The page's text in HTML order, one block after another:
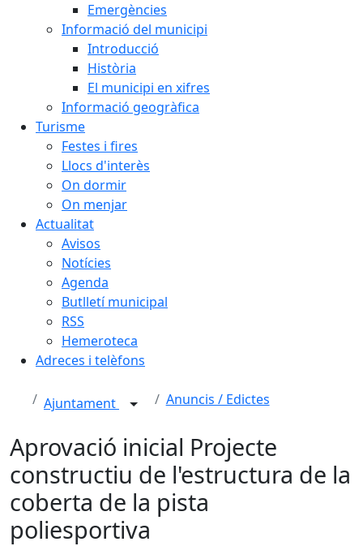
Emergències
Informació del municipi
Introducció
Història
El municipi en xifres
Informació geogràfica
Turisme
Festes i fires
Llocs d'interès
On dormir
On menjar
Actualitat
Avisos
Notícies
Agenda
Butlletí municipal
RSS
Hemeroteca
Adreces i telèfons
Ajuntament Anuncis / Edictes
Aprovació inicial Projecte
constructiu de l'estructura de la
coberta de la pista
poliesportiva